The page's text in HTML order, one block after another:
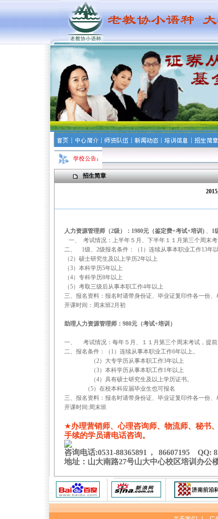
招生简章
人力资源管理师（2级）： 1980元（鉴定费+考试+培训) 、 1
一、 考试情况：上半年５月、下半年１１月第三个周末
二、
1级、2级报名条件：（ 1 ）连续从事本职业工作13年
（2）硕士研究生及以上学历2年以上
（3）本科学历5年以上
（4）专科学历8年以上
（5）考取三级后从事本职工作4年以上
三、报名资料：报名时请带身份证、毕业证复印件各一份
开课时间：周末班2月初
助理人力资源管理师：980元（考试+培训）
一、
考试情况：每年５月、１１月第三个周末考试，提
二、报名条件：（ 1 ）连续从事本职业工作6年以上。
（2）大专学历从事本职工作3年以上
（3）本科学历从事本职工作1年以上
（4）具有硕士研究生及以上学历证书。
（5）在校本科应届毕业生也可报名
三、报名资料：报名时请带身份证、毕业证复印件各一份
开课时间:周末班
★办理营销师、心理咨询师、物流师、秘书
手续的学员请电话咨询。
咨询电话:0531-88365891 , 86607195 QQ:
地址：山大南路27号山大中心校区培训办公